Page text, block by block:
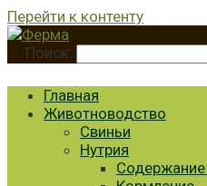
Перейти к контенту
Поиск:
Главная
Животноводство
Свиньи
Нутрия
Содержание